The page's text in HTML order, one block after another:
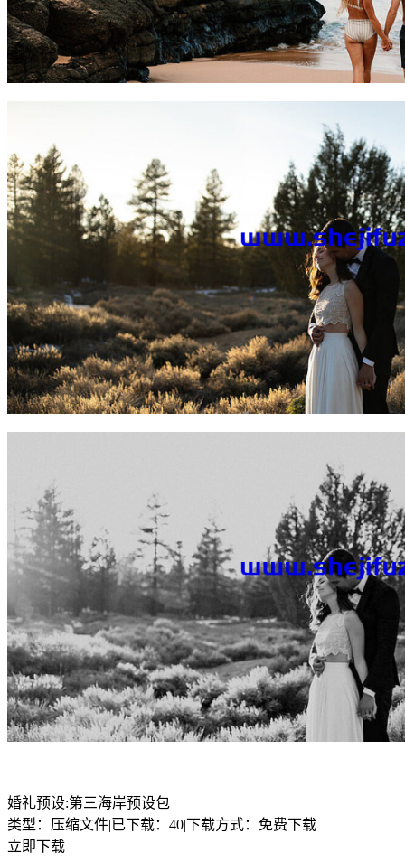
婚礼预设:第三海岸预设包
类型：压缩文件|已下载：40|下载方式：免费下载
立即下载